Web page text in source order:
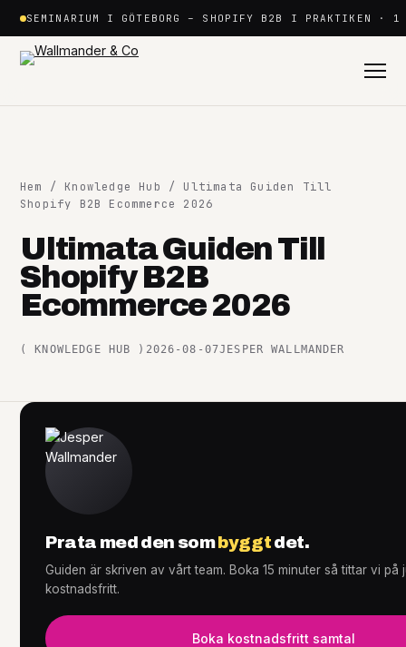
innehåll
SEMINARIUM I GÖTEBORG – SHOPIFY B2B I PRAKTIKEN · 1
Shopify
Plattformar +
Tjänster
Knowledge Hub
Hem / Knowledge Hub
/ Ultimata Guiden Till
Shopify B2B Ecommerce 2026
Ultimata Guiden Till
Shopify B2B
Ecommerce 2026
( KNOWLEDGE HUB ) 2026-08-07JESPER WALLMANDER
Prata med den sombyggtdet.
Guiden är skriven av vårt team. Boka 15 minuter så tittar vi
kostnadsfritt.
Boka kostnadsfritt samtal